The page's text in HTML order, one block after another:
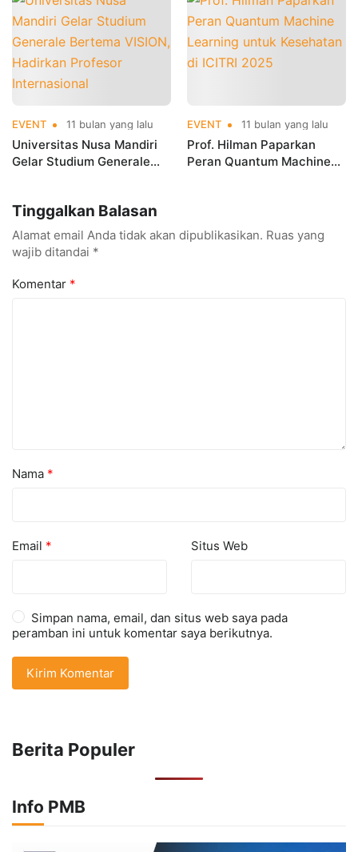
EVENT 11 bulan yang lalu
Universitas Nusa Mandiri
Gelar Studium Generale
EVENT 11 bulan yang lalu
Prof. Hilman Paparkan
Peran Quantum Machine
Tinggalkan Balasan
Alamat email Anda tidak akan dipublikasikan. Ruas yang
wajib ditandai *
Komentar *
Nama *
Email * Situs Web
Simpan nama, email, dan situs web saya pada
peramban ini untuk komentar saya berikutnya.
Berita Populer
Info PMB